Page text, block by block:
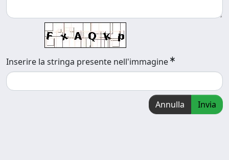
Inserire la stringa presente nell'immagine
Annulla Invia